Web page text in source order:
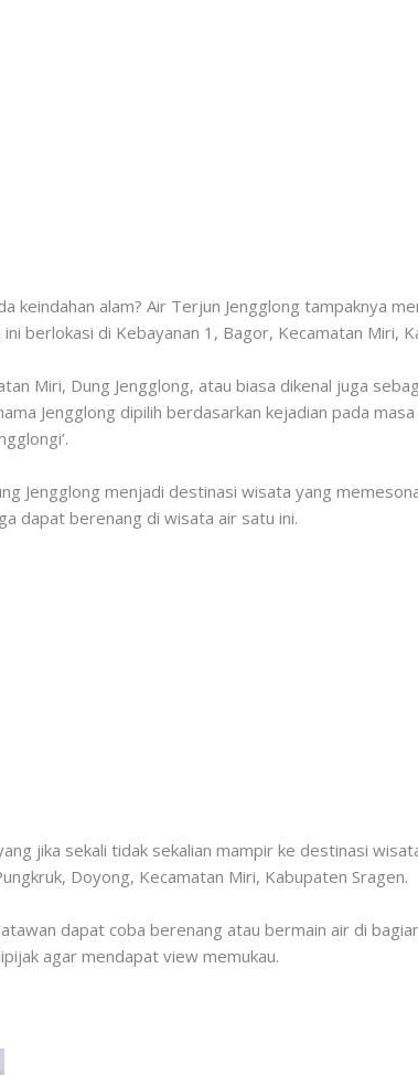
keindahan alam? Air Terjun Jengglong tampaknya
berlokasi di Kebayanan 1, Bagor, Kecamatan Miri,
Miri, Dung Jengglong, atau biasa dikenal juga
Jengglong dipilih berdasarkan kejadian pada
Jengglong menjadi destinasi wisata yang
dapat berenang di wisata air satu ini.
jika sekali tidak sekalian mampir ke destinasi
Doyong, Kecamatan Miri, Kabupaten Sragen.
dapat coba berenang atau bermain air di
agar mendapat view memukau.